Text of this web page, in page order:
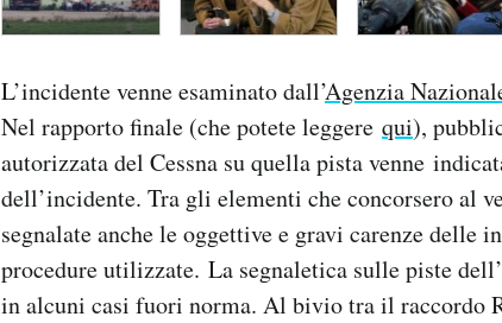
L’incidente venne esaminato dall’Agenzia
Nel rapporto finale (che potete leggere qui),
autorizzata del Cessna su quella pista venne
dell’incidente. Tra gli elementi che concorsero al
segnalate anche le oggettive e gravi carenze delle
procedure utilizzate. La segnaletica sulle piste
in alcuni casi fuori norma. Al bivio tra il raccordo